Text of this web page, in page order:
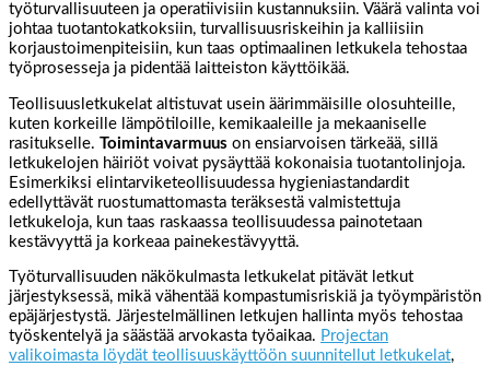
työturvallisuuteen ja operatiivisiin kustannuksiin. Väärä valinta voi
johtaa tuotantokatkoksiin, turvallisuusriskeihin ja kalliisiin
korjaustoimenpiteisiin, kun taas optimaalinen letkukela tehostaa
työprosesseja ja pidentää laitteiston käyttöikää.
Teollisuusletkukelat altistuvat usein äärimmäisille olosuhteille,
kuten korkeille lämpötiloille, kemikaaleille ja mekaaniselle
rasitukselle. Toimintavarmuus on ensiarvoisen tärkeää, sillä
letkukelojen häiriöt voivat pysäyttää kokonaisia tuotantolinjoja.
Esimerkiksi elintarviketeollisuudessa hygieniastandardit
edellyttävät ruostumattomasta teräksestä valmistettuja
letkukeloja, kun taas raskaassa teollisuudessa painotetaan
kestävyyttä ja korkeaa painekestävyyttä.
Työturvallisuuden näkökulmasta letkukelat pitävät letkut
järjestyksessä, mikä vähentää kompastumisriskiä ja työympäristön
epäjärjestystä. Järjestelmällinen letkujen hallinta myös tehostaa
työskentelyä ja säästää arvokasta työaikaa. Projectan
valikoimasta löydät teollisuuskäyttöön suunnitellut letkukelat,